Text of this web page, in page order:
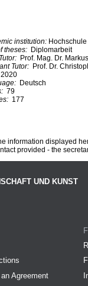
institution:
theses: Diplomarbeit
Prof. Mag. Dr.
Tutor: Prof. Dr.
2020
Deutsch
79
177
information displayed
provided - the
UND KUNST
Agreement